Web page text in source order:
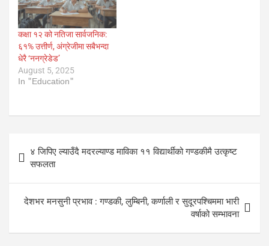
कक्षा १२ को नतिजा सार्वजनिक:
६१% उत्तीर्ण, अंग्रेजीमा सबैभन्दा
धेरै ‘ननग्रेडेड’
August 5, 2025
In "Education"
navigation
४ जिपिए ल्याउँदै मदरल्याण्ड माविका ११ विद्यार्थीको गण्डकीमै उत्कृष्ट
सफलता
देशभर मनसुनी प्रभाव : गण्डकी, लुम्बिनी, कर्णाली र सुदूरपश्चिममा भारी
वर्षाको सम्भावना